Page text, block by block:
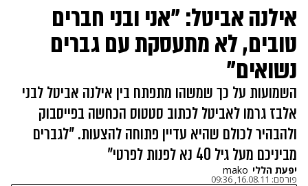
אילנה אביטל: "אני ובני חברים
טובים, לא מתעסקת עם גברים
נשואים"
השמועות על כך שמשהו מתפתח בין אילנה אביטל לבני
אלבז גרמו לאביטל לכתוב סטטוס הכחשה בפייסבוק
ולהבהיר לכולם שהיא עדיין פתוחה להצעות. "לגברים
מביניכם מעל גיל 40 נא לפנות לפרטי"
יפעת הללי mako
פורסם: 16.08.11, 09:36